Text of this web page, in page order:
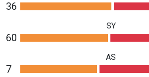
36
SY
60
AS
7